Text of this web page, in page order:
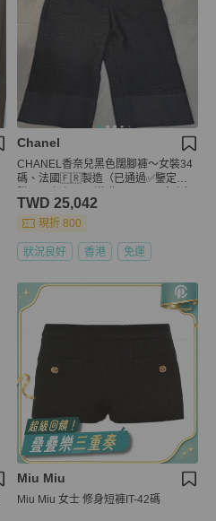
Chanel
CHANEL香奈兒黑色闊腳褲～女裝34
碼、法國🇫🇷製造（已通過✅鑒定）
閃石領巾/絲帶扣一枚🎁
TWD 25,042
現折 800
狀況良好 香港 免運
Miu Miu
Miu Miu 女士 修身短褲IT-42碼